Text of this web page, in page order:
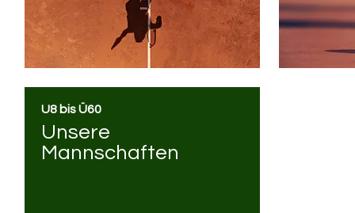
Unsere
Mannschaften
U8 bis Ü60